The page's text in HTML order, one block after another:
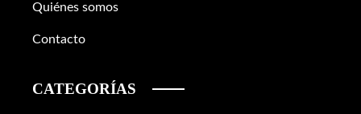
Quiénes somos
Contacto
CATEGORÍAS